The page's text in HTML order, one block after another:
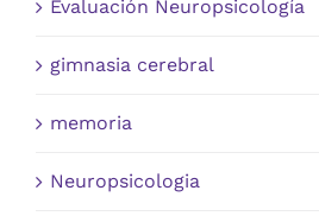
Evaluación Neuropsicología
gimnasia cerebral
memoria
Neuropsicologia